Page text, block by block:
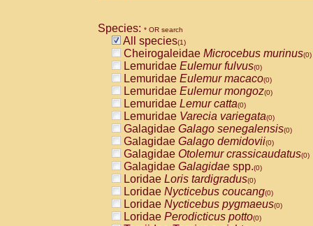
CebidaeCebus capucinus
CebidaeCebus nigrivittatus
CebidaeCebus spp.(0)
CebidaeSaimiri boliviensis(0)
CebidaeSaimiri sciureus(0)
AtelidaeAlouatta caraya(0)
AtelidaeAlouatta fusca(0)
AtelidaeAlouatta seniculus(0)
AtelidaeAlouattaspp.(0)
AtelidaeAteles belzebuth(0)
AtelidaeAteles geoffroyi(0)
AtelidaeAteles paniscus(0)
AtelidaeAtelesspp.(0)
AtelidaeLagothrix lagothricha(0)
AtelidaeLagothrix lagothricha cana
PitheciidaeCacajao calvus
Species: * OR search
All species(1)
Cheirogaleidae Microcebus murinus(0)
Lemuridae Eulemur fulvus(0)
Lemuridae Eulemur macaco(0)
Lemuridae Eulemur mongoz(0)
Lemuridae Lemur catta(0)
Lemuridae Varecia variegata(0)
Galagidae Galago senegalensis(0)
Galagidae Galago demidovii(0)
Galagidae Otolemur crassicaudatus(0)
Galagidae Galagidae spp.(0)
Loridae Loris tardigradus(0)
Loridae Nycticebus coucang(0)
Loridae Nycticebus pygmaeus(0)
Loridae Perodicticus potto(0)